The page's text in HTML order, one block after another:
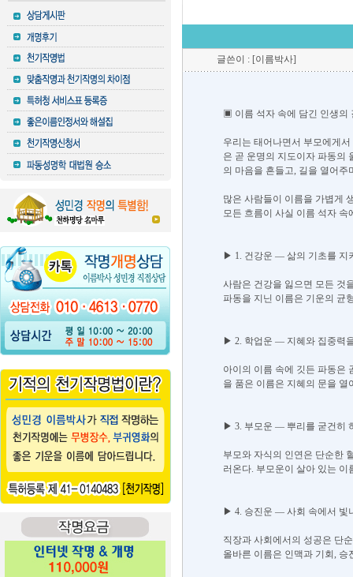
글쓴이 : [이름박사]
▣ 이름 석자 속에 담긴 인생의
우리는 태어나면서 부모에게
은 곧 운명의 지도이자 파동의
의 마음을 흔들고, 길을 열어
많은 사람들이 이름을 가볍게
모든 흐름이 사실 이름 석자 속
▶ 1. 건강운 ― 삶의 기초를 지
사람은 건강을 잃으면 모든 것
파동을 지닌 이름은 기운의 균
▶ 2. 학업운 ― 지혜와 집중력
아이의 이름 속에 깃든 파동은
을 품은 이름은 지혜의 문을
▶ 3. 부모운 ― 뿌리를 굳건히
부모와 자식의 인연은 단순한
러온다. 부모운이 살아 있는
▶ 4. 승진운 ― 사회 속에서 빛
직장과 사회에서의 성공은 단
올바른 이름은 인맥과 기회,